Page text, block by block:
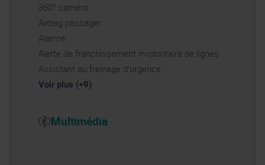
360° caméra
Airbag passager
Alarme
Alerte de franchissement involontaire de lignes
Assistant au freinage d'urgence
Voir plus (+9)
Multimédia